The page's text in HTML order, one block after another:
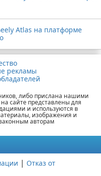
Atlas на платформе
рекламы
либо прислана нашими
сайте представлены для
и используются в
изображения и
авторам
| Отказ от